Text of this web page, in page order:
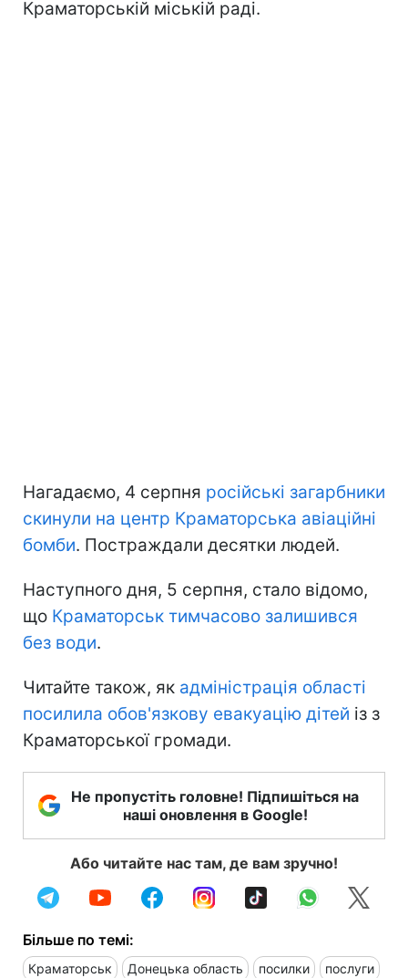
Краматорській міській раді.
Нагадаємо, 4 серпня російські загарбники
скинули на центр Краматорська авіаційні
бомби. Постраждали десятки людей.
Наступного дня, 5 серпня, стало відомо,
що Краматорськ тимчасово залишився
без води.
Читайте також, як адміністрація області
посилила обов'язкову евакуацію дітей із з
Краматорської громади.
Не пропустіть головне! Підпишіться на
наші оновлення в Google!
Або читайте нас там, де вам зручно!
Більше по темі:
Краматорськ Донецька область посилки послуги